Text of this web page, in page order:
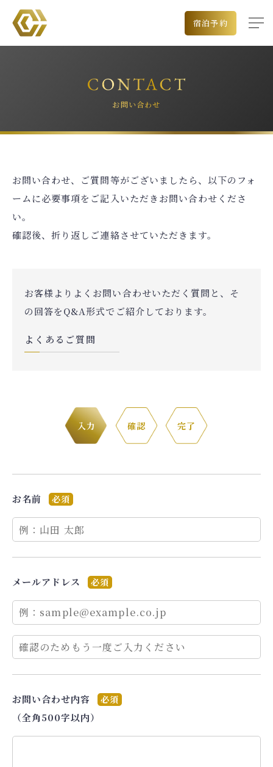
宿泊予約
お問い合わせ
お問い合わせ、ご質問等がございましたら、以下のフォ
ームに必要事項をご記入いただきお問い合わせくださ
い。
確認後、折り返しご連絡させていただきます。
お客様よりよくお問い合わせいただく質問と、そ
の回答をQ&A形式でご紹介しております。
よくあるご質問
入力 確認 完了
お名前 必須
メールアドレス 必須
お問い合わせ内容 必須
（全角500字以内）
出発空港